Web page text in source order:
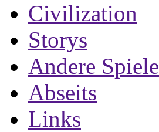
Civilization
Storys
Andere Spiele
Abseits
Links